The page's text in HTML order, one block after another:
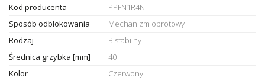
Kod producenta
PPFN1R4N
Sposób odblokowania
Mechanizm obrotowy
Rodzaj
Bistabilny
Średnica grzybka [mm]
40
Kolor
Czerwony